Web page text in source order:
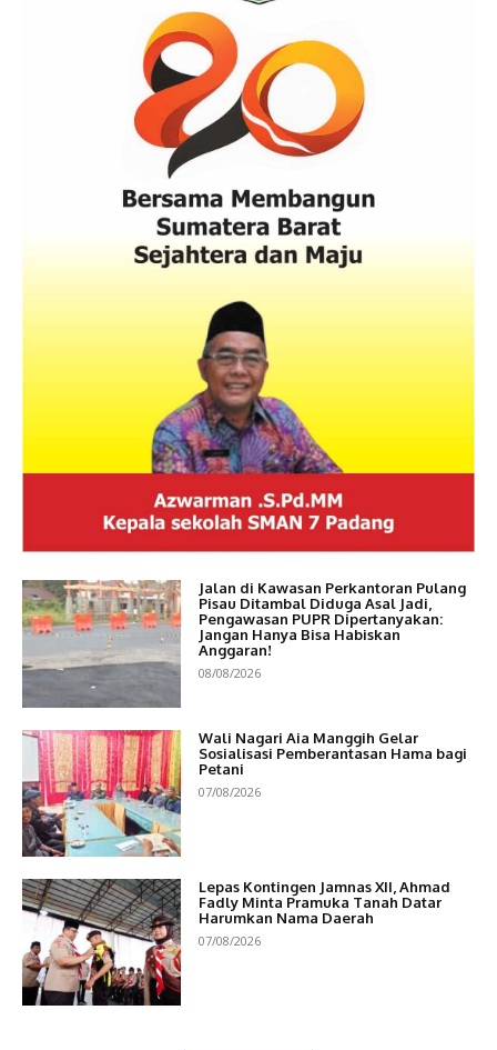
Jalan di Kawasan Perkantoran Pulang
Pisau Ditambal Diduga Asal Jadi,
Pengawasan PUPR Dipertanyakan:
Jangan Hanya Bisa Habiskan
Anggaran!
08/08/2026
Wali Nagari Aia Manggih Gelar
Sosialisasi Pemberantasan Hama bagi
Petani
07/08/2026
Lepas Kontingen Jamnas XII, Ahmad
Fadly Minta Pramuka Tanah Datar
Harumkan Nama Daerah
07/08/2026